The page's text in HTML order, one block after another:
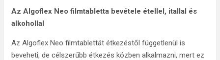
Az Algoflex Neo filmtabletta bevétele étellel, itallal és
alkohollal
Az Algoflex Neo filmtablettát étkezéstől függetlenül is
beveheti, de célszerűbb étkezés közben alkalmazni, mert ez